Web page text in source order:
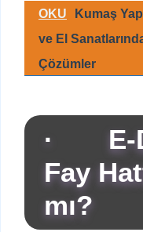
OKU
Kumaş
ve El
Çözümler
· E-
Fay
mı?